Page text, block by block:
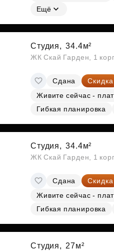
Ещё
Студия, 34.4м²
ЖК Скай Гарден, 1
Сдана Скидка
Живите сейчас -
Гибкая планировка
Студия, 34.4м²
ЖК Скай Гарден, 1
Сдана Скидка
Живите сейчас -
Гибкая планировка
Студия, 27м²